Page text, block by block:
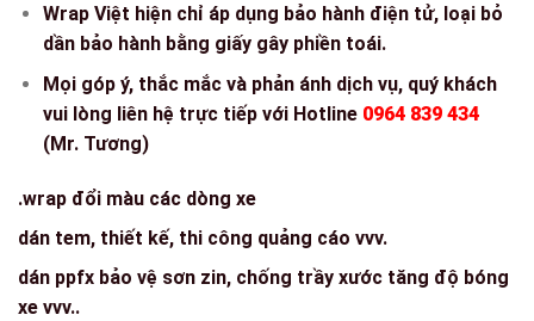
Wrap Việt hiện chỉ áp dụng bảo hành điện tử, loại bỏ
dần bảo hành bằng giấy gây phiền toái.
Mọi góp ý, thắc mắc và phản ánh dịch vụ, quý khách
vui lòng liên hệ trực tiếp với Hotline 0964 839 434
(Mr. Tương)
.wrap đổi màu các dòng xe
dán tem, thiết kế, thi công quảng cáo vvv.
dán ppfx bảo vệ sơn zin, chống trầy xước tăng độ bóng
xe vvv..